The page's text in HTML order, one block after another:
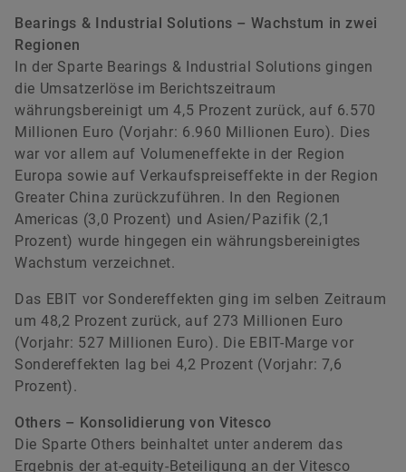
Bearings & Industrial Solutions – Wachstum in zwei
Regionen
In der Sparte Bearings & Industrial Solutions gingen
die Umsatzerlöse im Berichtszeitraum
währungsbereinigt um 4,5 Prozent zurück, auf 6.570
Millionen Euro (Vorjahr: 6.960 Millionen Euro). Dies
war vor allem auf Volumeneffekte in der Region
Europa sowie auf Verkaufspreiseffekte in der Region
Greater China zurückzuführen. In den Regionen
Americas (3,0 Prozent) und Asien/Pazifik (2,1
Prozent) wurde hingegen ein währungsbereinigtes
Wachstum verzeichnet.
Das EBIT vor Sondereffekten ging im selben Zeitraum
um 48,2 Prozent zurück, auf 273 Millionen Euro
(Vorjahr: 527 Millionen Euro). Die EBIT-Marge vor
Sondereffekten lag bei 4,2 Prozent (Vorjahr: 7,6
Prozent).
Others – Konsolidierung von Vitesco
Die Sparte Others beinhaltet unter anderem das
Ergebnis der at-equity-Beteiligung an der Vitesco